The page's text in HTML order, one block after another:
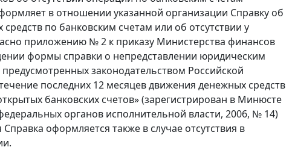
в отношении указанной организации Справку об
по банковским счетам или об отсутствии у
приложению № 2 к приказу Министерства финансов
формы справки о непредставлении юридическим
законодательством Российской
последних 12 месяцев движения денежных средств
банковских счетов» (зарегистрирован в Минюсте
органов исполнительной власти, 2006, № 14)
оформляется также в случае отсутствия в